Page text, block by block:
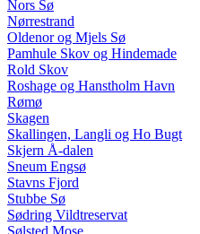
Nors Sø
Nørrestrand
Oldenor og Mjels Sø
Pamhule Skov og Hindemade
Rold Skov
Roshage og Hanstholm Havn
Rømø
Skagen
Skallingen, Langli og Ho Bugt
Skjern Å-dalen
Sneum Engsø
Stavns Fjord
Stubbe Sø
Sødring Vildtreservat
Sølsted Mose